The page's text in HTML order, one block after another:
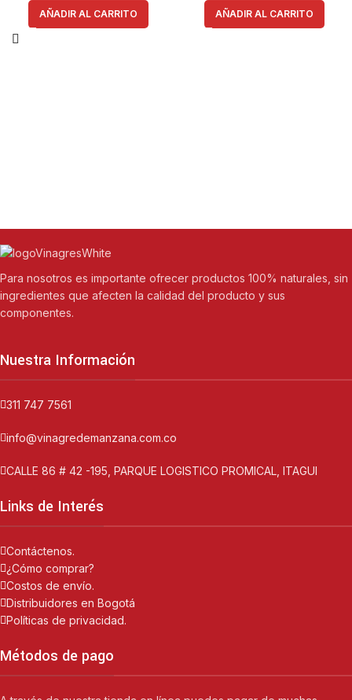
AÑADIR AL CARRITO AÑADIR AL CARRITO
Para nosotros es importante ofrecer productos 100% naturales, sin
ingredientes que afecten la calidad del producto y sus
componentes.
Nuestra Información
311 747 7561
info@vinagredemanzana.com.co
CALLE 86 # 42 -195, PARQUE LOGISTICO PROMICAL, ITAGUI
Links de Interés
Contáctenos.
¿Cómo comprar?
Costos de envío.
Distribuidores en Bogotá
Políticas de privacidad.
Métodos de pago